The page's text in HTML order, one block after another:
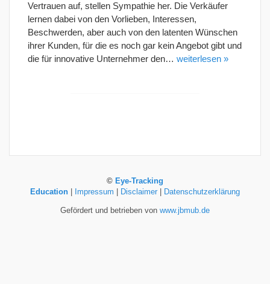
Vertrauen auf, stellen Sympathie her. Die Verkäufer
lernen dabei von den Vorlieben, Interessen,
Beschwerden, aber auch von den latenten Wünschen
ihrer Kunden, für die es noch gar kein Angebot gibt und
die für innovative Unternehmer den… weiterlesen »
© Eye-Tracking
Education
Impressum Disclaimer Datenschutzerklärung
Gefördert und betrieben von www.jbmub.de